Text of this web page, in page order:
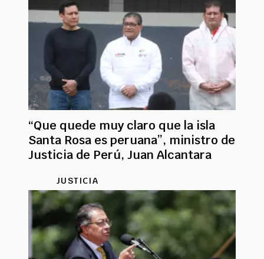
“Que quede muy claro que la isla
Santa Rosa es peruana”, ministro de
Justicia de Perú, Juan Alcantara
JUSTICIA